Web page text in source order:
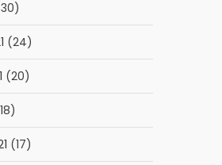
(24)
(20)
(17)